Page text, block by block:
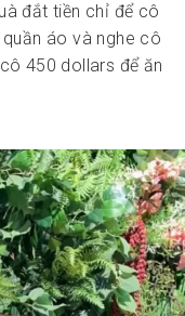
đắt tiền chỉ để cô
áo và nghe cô
450 dollars để ăn